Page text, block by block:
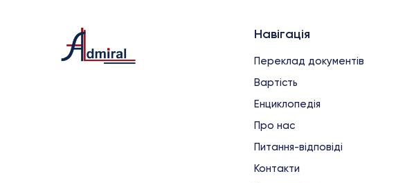
Навігація
Переклад документів
Вартість
Енциклопедія
Про нас
Питання-відповіді
Контакти